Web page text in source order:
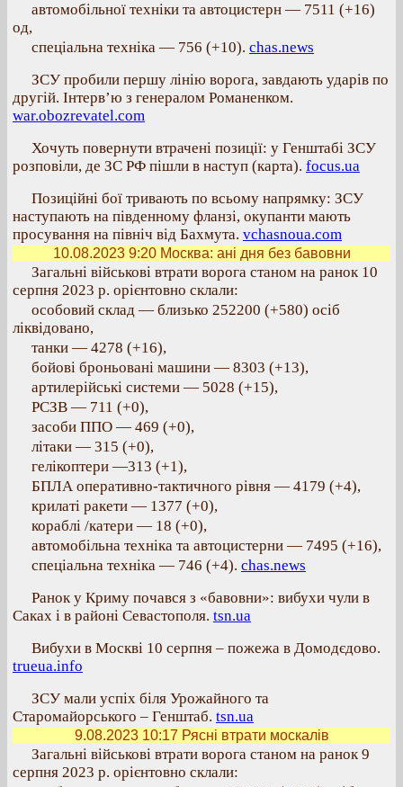
автомобільної техніки та автоцистерн — 7511 (+16)
од,
спеціальна техніка — 756 (+10). chas.news
ЗСУ пробили першу лінію ворога, завдають ударів по
другій. Інтерв’ю з генералом Романенком.
war.obozrevatel.com
Хочуть повернути втрачені позиції: у Генштабі ЗСУ
розповіли, де ЗС РФ пішли в наступ (карта). focus.ua
Позиційні бої тривають по всьому напрямку: ЗСУ
наступають на південному фланзі, окупанти мають
просування на північ від Бахмута. vchasnoua.com
10.08.2023 9:20Москва: ані дня без бавовни
Загальні військові втрати ворога станом на ранок 10
серпня 2023 р. орієнтовно склали:
особовий склад — близько 252200 (+580) осіб
ліквідовано,
танки — 4278 (+16),
бойові броньовані машини — 8303 (+13),
артилерійські системи — 5028 (+15),
РСЗВ — 711 (+0),
засоби ППО — 469 (+0),
літаки — 315 (+0),
гелікоптери —313 (+1),
БПЛА оперативно-тактичного рівня — 4179 (+4),
крилаті ракети — 1377 (+0),
кораблі /катери — 18 (+0),
автомобільна техніка та автоцистерни — 7495 (+16),
спеціальна техніка — 746 (+4). chas.news
Ранок у Криму почався з «бавовни»: вибухи чули в
Саках і в районі Севастополя. tsn.ua
Вибухи в Москві 10 серпня – пожежа в Домодєдово.
trueua.info
ЗСУ мали успіх біля Урожайного та
Старомайорського – Генштаб. tsn.ua
9.08.2023 10:17 Рясні втрати москалів
Загальні військові втрати ворога станом на ранок 9
серпня 2023 р. орієнтовно склали: